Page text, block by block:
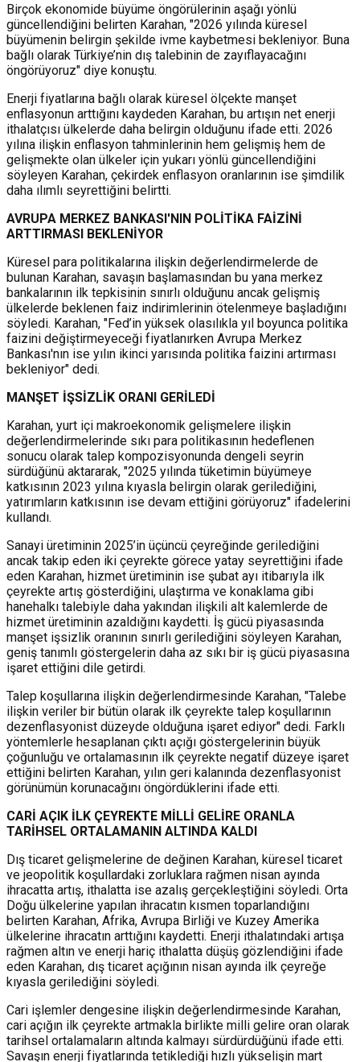
Birçok ekonomide büyüme öngörülerinin aşağı yönlü
güncellendiğini belirten Karahan, "2026 yılında küresel
büyümenin belirgin şekilde ivme kaybetmesi bekleniyor. Buna
bağlı olarak Türkiye’nin dış talebinin de zayıflayacağını
öngörüyoruz" diye konuştu.
Enerji fiyatlarına bağlı olarak küresel ölçekte manşet
enflasyonun arttığını kaydeden Karahan, bu artışın net enerji
ithalatçısı ülkelerde daha belirgin olduğunu ifade etti. 2026
yılına ilişkin enflasyon tahminlerinin hem gelişmiş hem de
gelişmekte olan ülkeler için yukarı yönlü güncellendiğini
söyleyen Karahan, çekirdek enflasyon oranlarının ise şimdilik
daha ılımlı seyrettiğini belirtti.
AVRUPA MERKEZ BANKASI'NIN POLİTİKA FAİZİNİ
ARTTIRMASI BEKLENİYOR
Küresel para politikalarına ilişkin değerlendirmelerde de
bulunan Karahan, savaşın başlamasından bu yana merkez
bankalarının ilk tepkisinin sınırlı olduğunu ancak gelişmiş
ülkelerde beklenen faiz indirimlerinin ötelenmeye başladığını
söyledi. Karahan, "Fed’in yüksek olasılıkla yıl boyunca politika
faizini değiştirmeyeceği fiyatlanırken Avrupa Merkez
Bankası'nın ise yılın ikinci yarısında politika faizini artırması
bekleniyor" dedi.
MANŞET İŞSİZLİK ORANI GERİLEDİ
Karahan, yurt içi makroekonomik gelişmelere ilişkin
değerlendirmelerinde sıkı para politikasının hedeflenen
sonucu olarak talep kompozisyonunda dengeli seyrin
sürdüğünü aktararak, "2025 yılında tüketimin büyümeye
katkısının 2023 yılına kıyasla belirgin olarak gerilediğini,
yatırımların katkısının ise devam ettiğini görüyoruz" ifadelerini
kullandı.
Sanayi üretiminin 2025’in üçüncü çeyreğinde gerilediğini
ancak takip eden iki çeyrekte görece yatay seyrettiğini ifade
eden Karahan, hizmet üretiminin ise şubat ayı itibarıyla ilk
çeyrekte artış gösterdiğini, ulaştırma ve konaklama gibi
hanehalkı talebiyle daha yakından ilişkili alt kalemlerde de
hizmet üretiminin azaldığını kaydetti. İş gücü piyasasında
manşet işsizlik oranının sınırlı gerilediğini söyleyen Karahan,
geniş tanımlı göstergelerin daha az sıkı bir iş gücü piyasasına
işaret ettiğini dile getirdi.
Talep koşullarına ilişkin değerlendirmesinde Karahan, "Talebe
ilişkin veriler bir bütün olarak ilk çeyrekte talep koşullarının
dezenflasyonist düzeyde olduğuna işaret ediyor" dedi. Farklı
yöntemlerle hesaplanan çıktı açığı göstergelerinin büyük
çoğunluğu ve ortalamasının ilk çeyrekte negatif düzeye işaret
ettiğini belirten Karahan, yılın geri kalanında dezenflasyonist
görünümün korunacağını öngördüklerini ifade etti.
CARİ AÇIK İLK ÇEYREKTE MİLLİ GELİRE ORANLA
TARİHSEL ORTALAMANIN ALTINDA KALDI
Dış ticaret gelişmelerine de değinen Karahan, küresel ticaret
ve jeopolitik koşullardaki zorluklara rağmen nisan ayında
ihracatta artış, ithalatta ise azalış gerçekleştiğini söyledi. Orta
Doğu ülkelerine yapılan ihracatın kısmen toparlandığını
belirten Karahan, Afrika, Avrupa Birliği ve Kuzey Amerika
ülkelerine ihracatın arttığını kaydetti. Enerji ithalatındaki artışa
rağmen altın ve enerji hariç ithalatta düşüş gözlendiğini ifade
eden Karahan, dış ticaret açığının nisan ayında ilk çeyreğe
kıyasla gerilediğini söyledi.
Cari işlemler dengesine ilişkin değerlendirmesinde Karahan,
cari açığın ilk çeyrekte artmakla birlikte milli gelire oran olarak
tarihsel ortalamaların altında kalmayı sürdürdüğünü ifade etti.
Savaşın enerji fiyatlarında tetiklediği hızlı yükselişin mart